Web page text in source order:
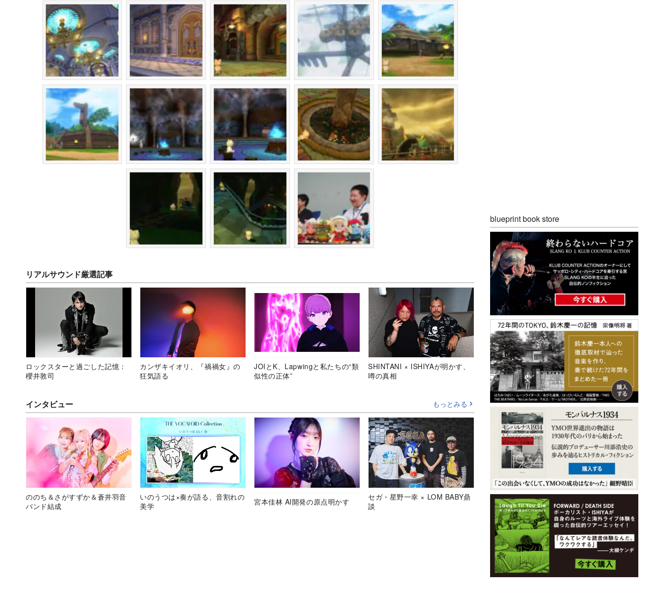
リアルサウンド厳選記事
ロックスターと過ごした記憶：
櫻井敦司
カンザキイオリ、『禍禍女』の
狂気語る
JOIとK、Lapwingと私たちの“類
似性の正体”
SHINTANI × ISHIYAが明かす、
噂の真相
インタビュー もっとみる
ののち＆さがすずか＆蒼井羽音
バンド結成
いのうつは×奏が語る、音割れの
美学
宮本佳林 AI開発の原点明かす
セガ・星野一幸 × LOM BABY鼎
談
blueprint book store